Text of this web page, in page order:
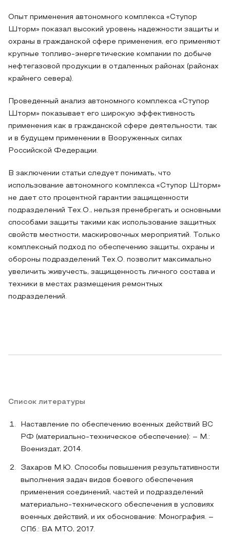
Опыт применения автономного комплекса «Ступор
Шторм» показал высокий уровень надежности защиты и
охраны в гражданской сфере применения, его применяют
крупные топливо-энергетические компании по добыче
нефтегазовой продукции в отдаленных районах (районах
крайнего севера).
Проведенный анализ автономного комплекса «Ступор
Шторм» показывает его широкую эффективность
применения как в гражданской сфере деятельности, так
и в будущем применении в Вооруженных силах
Российской Федерации.
В заключении статьи следует понимать, что
использование автономного комплекса «Ступор Шторм»
не дает сто процентной гарантии защищенности
подразделений Тех.О., нельзя пренебрегать и основными
способами защиты такими как использование защитных
свойств местности, маскировочных мероприятий. Только
комплексный подход по обеспечению защиты, охраны и
обороны подразделений Тех.О. позволит максимально
увеличить живучесть, защищенность личного состава и
техники в местах размещения ремонтных
подразделений.
Список литературы
Наставление по обеспечению военных действий ВС
РФ (материально-техническое обеспечение): – М.:
Воениздат, 2014.
Захаров М.Ю. Способы повышения результативности
выполнения задач видов боевого обеспечения
применения соединений, частей и подразделений
материально-технического обеспечения в условиях
военных действий, и их обоснование: Монография. –
СПб.: ВА МТО, 2017.